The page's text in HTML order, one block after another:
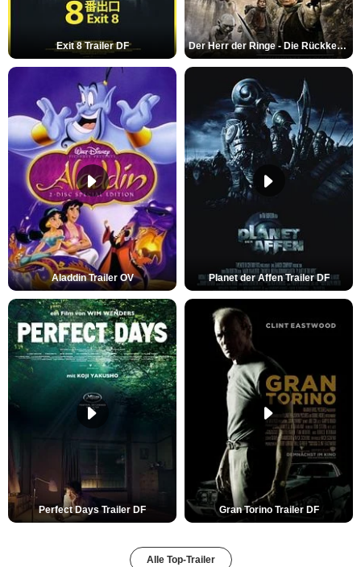
Exit 8 Trailer DF Der Herr der Ringe - Die Rückkehr des Königs Trailer OV
Aladdin Trailer OV Planet der Affen Trailer DF
Perfect Days Trailer DF Gran Torino Trailer DF
Alle Top-Trailer